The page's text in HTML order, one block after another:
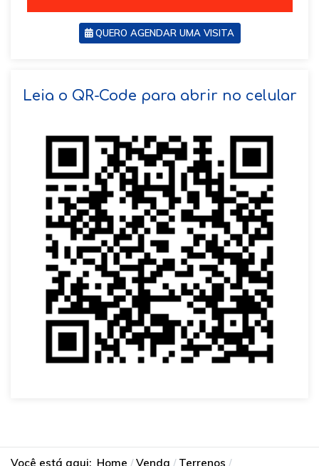
QUERO AGENDAR UMA VISITA
Leia o QR-Code para abrir no celular
Você está aqui: Home Venda
Terrenos